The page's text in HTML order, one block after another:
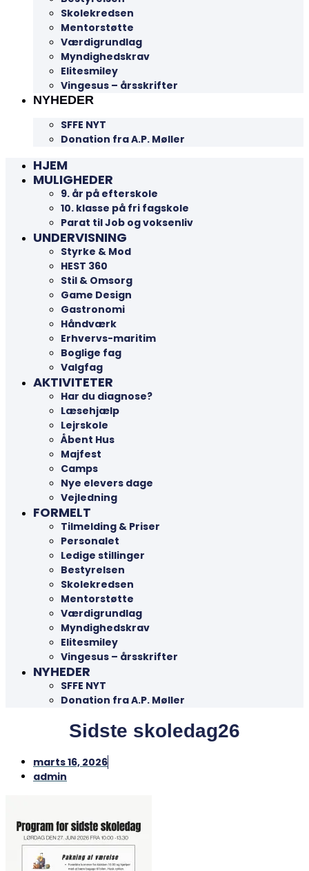
Skolekredsen
Mentorstøtte
Værdigrundlag
Myndighedskrav
Elitesmiley
Vingesus – årsskrifter
NYHEDER
SFFE NYT
Donation fra A.P. Møller
HJEM
MULIGHEDER
9. år på efterskole
10. klasse på fri fagskole
Parat til Job og voksenliv
UNDERVISNING
Styrke & Mod
HEST 360
Stil & Omsorg
Game Design
Gastronomi
Håndværk
Erhvervs-maritim
Boglige fag
Valgfag
AKTIVITETER
Har du diagnose?
Læsehjælp
Lejrskole
Åbent Hus
Majfest
Camps
Nye elevers dage
Vejledning
FORMELT
Tilmelding & Priser
Personalet
Ledige stillinger
Bestyrelsen
Skolekredsen
Mentorstøtte
Værdigrundlag
Myndighedskrav
Elitesmiley
Vingesus – årsskrifter
NYHEDER
SFFE NYT
Donation fra A.P. Møller
Sidste skoledag26
marts 16, 2026
admin